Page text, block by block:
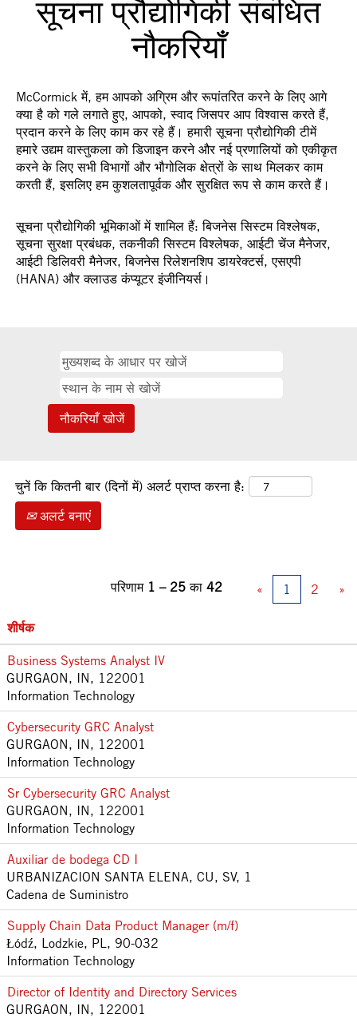
सूचना प्रौद्योगिकी संबंधित
नौकरियाँ
McCormick में, हम आपको अग्रिम और रूपांतरित करने के लिए आगे
क्या है को गले लगाते हुए, आपको, स्वाद जिसपर आप विश्वास करते हैं,
प्रदान करने के लिए काम कर रहे हैं। हमारी सूचना प्रौद्योगिकी टीमें
हमारे उद्यम वास्तुकला को डिजाइन करने और नई प्रणालियों को एकीकृत
करने के लिए सभी विभागों और भौगोलिक क्षेत्रों के साथ मिलकर काम
करती हैं, इसलिए हम कुशलतापूर्वक और सुरक्षित रूप से काम करते हैं।
सूचना प्रौद्योगिकी भूमिकाओं में शामिल हैं: बिजनेस सिस्टम विश्लेषक,
सूचना सुरक्षा प्रबंधक, तकनीकी सिस्टम विश्लेषक, आईटी चेंज मैनेजर,
आईटी डिलिवरी मैनेजर, बिजनेस रिलेशनशिप डायरेक्टर्स, एसएपी
(HANA) और क्लाउड कंप्यूटर इंजीनियर्स।
चुनें कि कितनी बार (दिनों में) अलर्ट प्राप्त करना है:
अलर्ट बनाएं
परिणाम 1 – 25 का 42 « 1 2 »
शीर्षक
Business Systems Analyst IV
GURGAON, IN, 122001
Information Technology
Cybersecurity GRC Analyst
GURGAON, IN, 122001
Information Technology
Sr Cybersecurity GRC Analyst
GURGAON, IN, 122001
Information Technology
Auxiliar de bodega CD I
URBANIZACION SANTA ELENA, CU, SV, 1
Cadena de Suministro
Supply Chain Data Product Manager (m/f)
Łódź, Lodzkie, PL, 90-032
Information Technology
Director of Identity and Directory Services
GURGAON, IN, 122001